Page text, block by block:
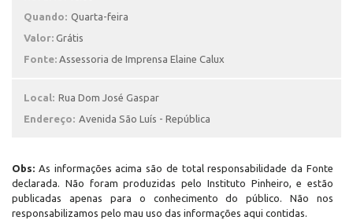
Quando: Quarta-feira
Valor: Grátis
Fonte: Assessoria de Imprensa Elaine Calux
Local: Rua Dom José Gaspar
Endereço: Avenida São Luís - República
Obs: As informações acima são de total responsabilidade da Fonte
declarada. Não foram produzidas pelo Instituto Pinheiro, e estão
publicadas apenas para o conhecimento do público. Não nos
responsabilizamos pelo mau uso das informações aqui contidas.